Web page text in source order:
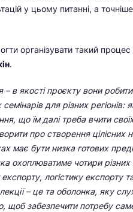
у цьому питанні, а точніше
організувати такий процес
.
в якості проєкту вони
для різних регіонів:
що їм далі треба вчити
про створення
має бути низка готових
охоплюватиме чотири
логістику експорту
– це та оболонка, яку
щоб забезпечити потребу